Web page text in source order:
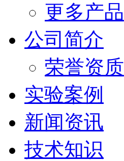
更多产品
公司简介
荣誉资质
实验案例
新闻资讯
技术知识